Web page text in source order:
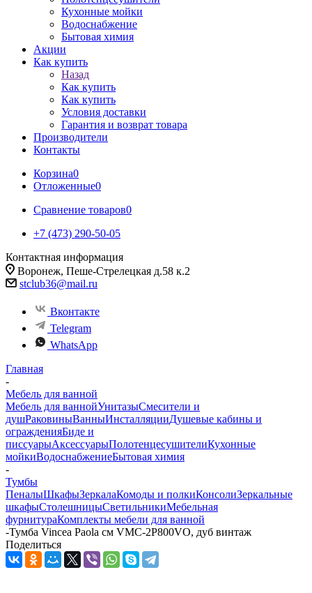
Кухонные мойки
Водоснабжение
Бытовая химия
Акции
Как купить
Назад
Как купить
Как купить
Условия доставки
Гарантия и возврат товара
Производители
Контакты
Корзина0
Отложенные0
Сравнение товаров0
+7 (473) 290-50-05
Контактная информация
Воронеж, Пеше-Стрелецкая д.58 к.2
stclub36@mail.ru
Вконтакте
Telegram
WhatsApp
Главная
-
Мебель для ванной
Мебель для ваннойУнитазыСмесители и
душРаковиныВанныИнсталляцииДушевые кабины и
огражденияБиде и
писсуарыАксессуарыПолотенцесушителиКухонные
мойкиВодоснабжениеБытовая химия
-
Тумбы
ПеналыШкафыЗеркалаКомоды и полкиКонсолиЗеркальные
шкафыСтолешницыСветильникиМебельная
фурнитураКомплекты мебели для ванной
-Тумба Vincea Paola см VMC-2P800VO, дуб винтаж
Поделиться